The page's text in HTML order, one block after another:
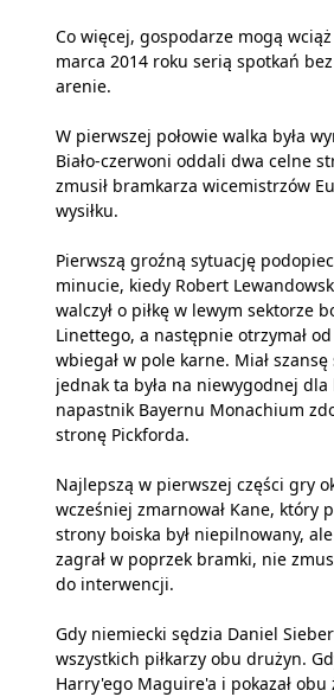
Co więcej, gospodarze mogą
marca 2014 roku serią spotkań
arenie.
W pierwszej połowie walka była
Biało-czerwoni oddali dwa celne
zmusił bramkarza wicemistrzów
wysiłku.
Pierwszą groźną sytuację
minucie, kiedy Robert
walczył o piłkę w lewym sektorze
Linettego, a następnie otrzymał
wbiegał w pole karne. Miał
jednak ta była na niewygodnej
napastnik Bayernu Monachium
stronę Pickforda.
Najlepszą w pierwszej części gry
wcześniej zmarnował Kane, który
strony boiska był niepilnowany,
zagrał w poprzek bramki, nie
do interwencji.
Gdy niemiecki sędzia Daniel
wszystkich piłkarzy obu drużyn.
Harry'ego Maguire'a i pokazał obu